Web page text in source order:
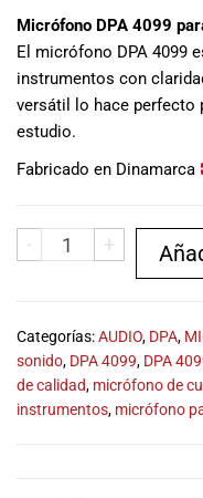
Micrófono DPA 4099
El micrófono DPA 4099
instrumentos con
versátil lo hace perfecto
estudio.
Fabricado en Dinamarca
- +
Categorías:AUDIO, DPA,
sonido, DPA 4099, DPA
de calidad, micrófono de
instrumentos, micrófono